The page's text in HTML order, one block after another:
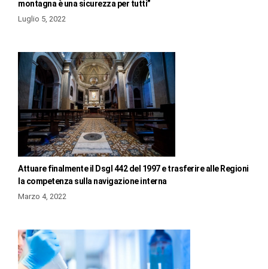
montagna è una sicurezza per tutti”
Luglio 5, 2022
Attuare finalmente il Dsgl 442 del 1997 e trasferire alle Regioni
la competenza sulla navigazione interna
Marzo 4, 2022